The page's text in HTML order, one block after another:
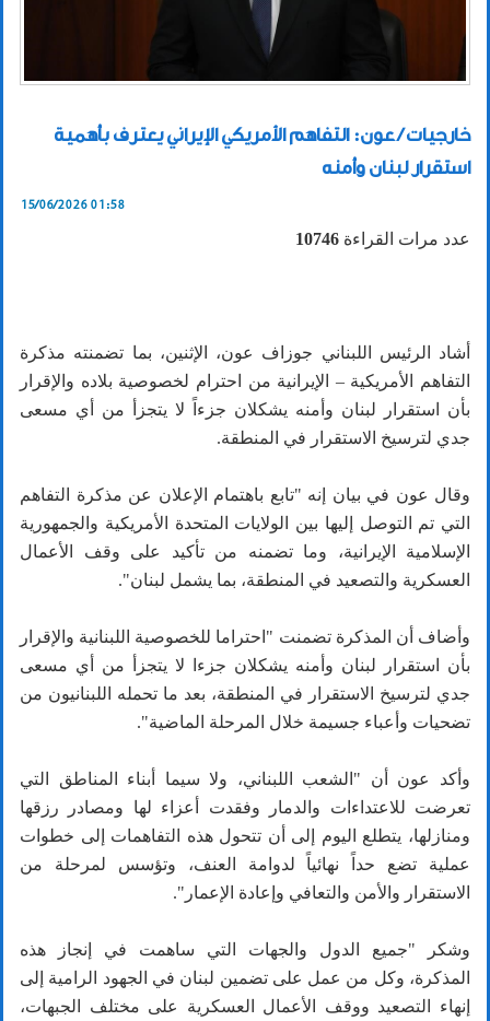
خارجيات / عون: التفاهم الأمريكي الإيراني يعترف بأهمية
استقرار لبنان وأمنه
15/06/2026 01:58
عدد مرات القراءة 10746
أشاد الرئيس اللبناني جوزاف عون، الإثنين، بما تضمنته مذكرة
التفاهم الأمريكية – الإيرانية من احترام لخصوصية بلاده والإقرار
بأن استقرار لبنان وأمنه يشكلان جزءاً لا يتجزأ من أي مسعى
جدي لترسيخ الاستقرار في المنطقة.
وقال عون في بيان إنه "تابع باهتمام الإعلان عن مذكرة التفاهم
التي تم التوصل إليها بين الولايات المتحدة الأمريكية والجمهورية
الإسلامية الإيرانية، وما تضمنه من تأكيد على وقف الأعمال
العسكرية والتصعيد في المنطقة، بما يشمل لبنان".
وأضاف أن المذكرة تضمنت "احتراما للخصوصية اللبنانية والإقرار
بأن استقرار لبنان وأمنه يشكلان جزءا لا يتجزأ من أي مسعى
جدي لترسيخ الاستقرار في المنطقة، بعد ما تحمله اللبنانيون من
تضحيات وأعباء جسيمة خلال المرحلة الماضية".
وأكد عون أن "الشعب اللبناني، ولا سيما أبناء المناطق التي
تعرضت للاعتداءات والدمار وفقدت أعزاء لها ومصادر رزقها
ومنازلها، يتطلع اليوم إلى أن تتحول هذه التفاهمات إلى خطوات
عملية تضع حداً نهائياً لدوامة العنف، وتؤسس لمرحلة من
الاستقرار والأمن والتعافي وإعادة الإعمار".
وشكر "جميع الدول والجهات التي ساهمت في إنجاز هذه
المذكرة، وكل من عمل على تضمين لبنان في الجهود الرامية إلى
إنهاء التصعيد ووقف الأعمال العسكرية على مختلف الجبهات،